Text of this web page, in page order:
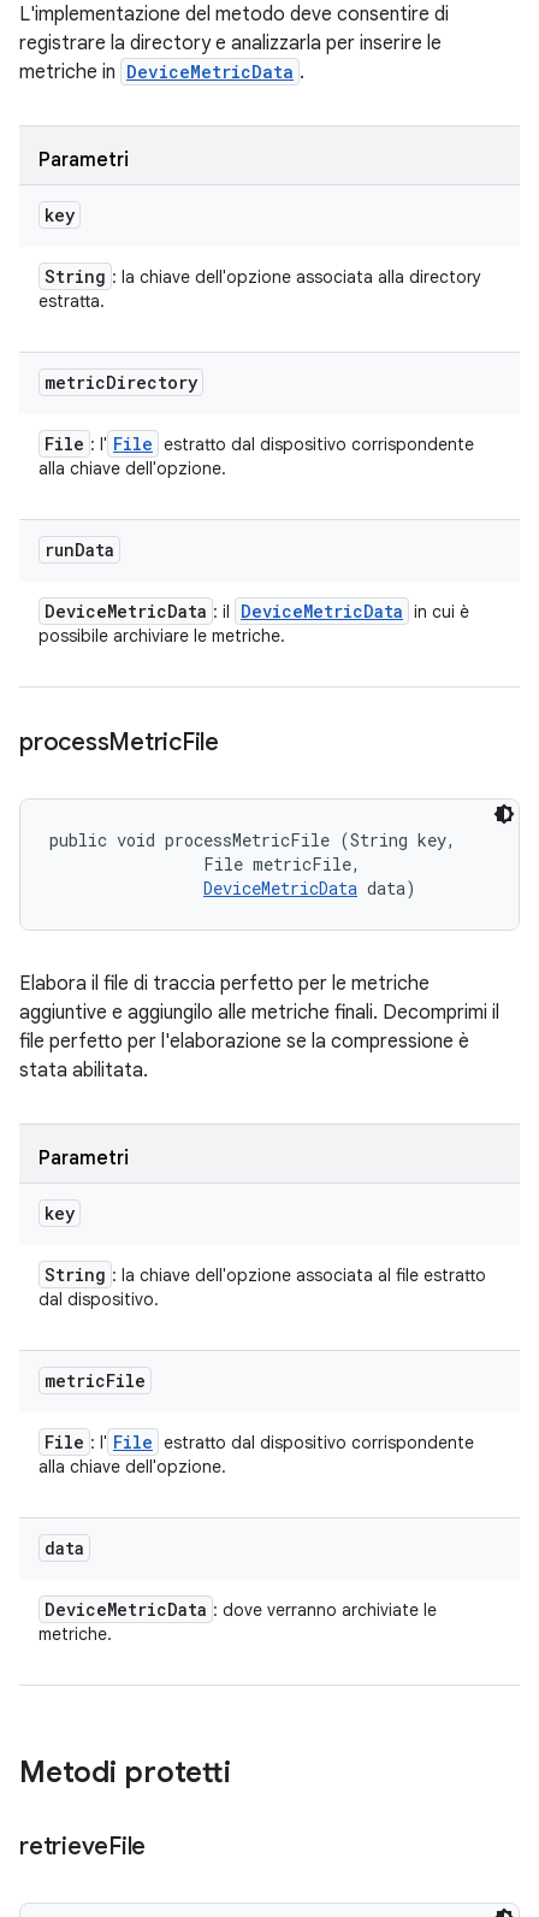
L'implementazione del metodo deve consentire di
registrare la directory e analizzarla per inserire le
metriche in DeviceMetricData .
Parametri
key
String : la chiave dell'opzione associata alla directory
estratta.
metricDirectory
File : l' File estratto dal dispositivo corrispondente
alla chiave dell'opzione.
runData
DeviceMetricData : il DeviceMetricData in cui è
possibile archiviare le metriche.
processMetricFile
public void processMetricFile (String key,
                File metricFile,
DeviceMetricData data)
Elabora il file di traccia perfetto per le metriche
aggiuntive e aggiungilo alle metriche finali. Decomprimi il
file perfetto per l'elaborazione se la compressione è
stata abilitata.
Parametri
key
String : la chiave dell'opzione associata al file estratto
dal dispositivo.
metricFile
File : l' File estratto dal dispositivo corrispondente
alla chiave dell'opzione.
data
DeviceMetricData : dove verranno archiviate le
metriche.
Metodi protetti
retrieveFile